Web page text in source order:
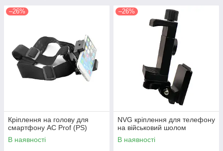
–26%
Кріплення на голову для
смартфону AC Prof (PS)
В наявності
–26%
NVG кріплення для телефону
на військовий шолом
В наявності